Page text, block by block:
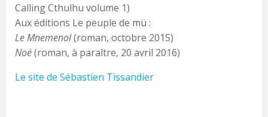
Calling Cthulhu volume 1)
Aux éditions Le peuple de mü :
Le Mnemenol(roman, octobre 2015)
Noé(roman, à paraître, 20 avril 2016)
Le site de Sébastien Tissandier